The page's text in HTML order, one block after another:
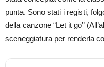
punta. Sono stati i registi,
della canzone “Let it go”
sceneggiatura per renderla